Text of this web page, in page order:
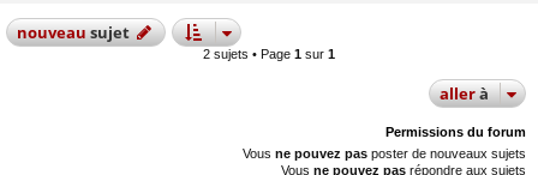
nouveausujet
2 sujets • Page 1 sur 1
allerà
Permissions du forum
Vous ne pouvez pas poster de nouveaux sujets
Vous ne pouvez pas répondre aux sujets